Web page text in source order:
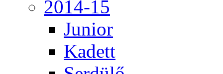
2014-15
Junior
Kadett